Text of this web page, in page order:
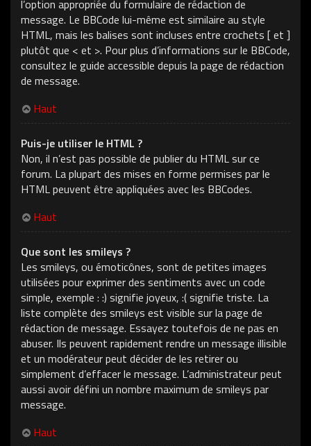
l’option appropriée du formulaire de rédaction de
message. Le BBCode lui-même est similaire au style
HTML, mais les balises sont incluses entre crochets [ et ]
plutôt que < et >. Pour plus d’informations sur le BBCode,
consultez le guide accessible depuis la page de rédaction
de message.
Haut
Puis-je utiliser le HTML ?
Non, il n’est pas possible de publier du HTML sur ce
forum. La plupart des mises en forme permises par le
HTML peuvent être appliquées avec les BBCodes.
Haut
Que sont les smileys ?
Les smileys, ou émoticônes, sont de petites images
utilisées pour exprimer des sentiments avec un code
simple, exemple : :) signifie joyeux, :( signifie triste. La
liste complète des smileys est visible sur la page de
rédaction de message. Essayez toutefois de ne pas en
abuser. Ils peuvent rapidement rendre un message illisible
et un modérateur peut décider de les retirer ou
simplement d’effacer le message. L’administrateur peut
aussi avoir défini un nombre maximum de smileys par
message.
Haut